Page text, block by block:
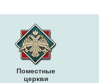
Поместные
церкви